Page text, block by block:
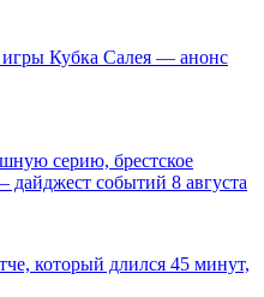
Кубка Салея — анонс
серию, брестское
событий 8 августа
который длился 45 минут,